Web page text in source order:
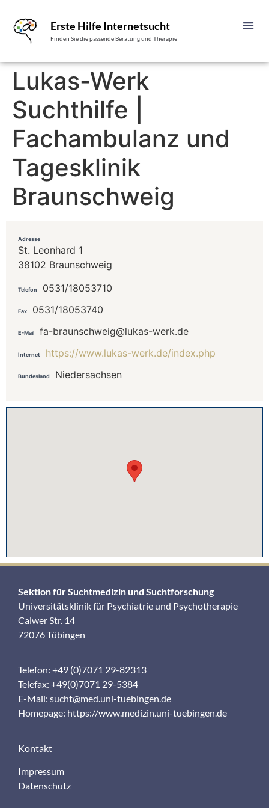
Erste Hilfe Internetsucht
Finden Sie die passende Beratung und Therapie
Lukas-Werk
Suchthilfe |
Fachambulanz und
Tagesklinik
Braunschweig
Adresse
St. Leonhard 1
38102 Braunschweig
Telefon 0531/18053710
Fax 0531/18053740
E-Mail fa-braunschweig@lukas-werk.de
Internet https://www.lukas-werk.de/index.php
Bundesland Niedersachsen
Sektion für Suchtmedizin und Suchtforschung
Universitätsklinik für Psychiatrie und Psychotherapie
Calwer Str. 14
72076 Tübingen
Telefon: +49 (0)7071 29-82313
Telefax: +49(0)7071 29-5384
E-Mail: sucht@med.uni-tuebingen.de
Homepage: https://www.medizin.uni-tuebingen.de
Kontakt
Impressum
Datenschutz